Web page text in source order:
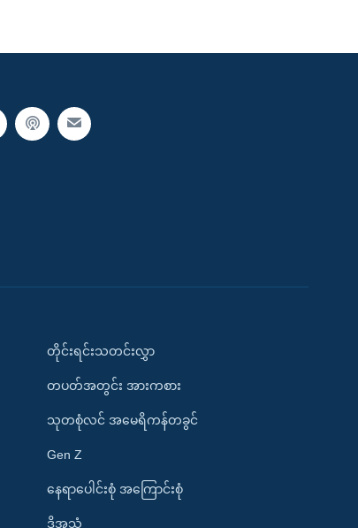
တိုင်းရင်းသတင်းလွှာ
တပတ်အတွင်း အားကစား
သုတစုံလင် အမေရိကန်တခွင်
Gen Z
နေရာပေါင်းစုံ အကြောင်းစုံ
ဒို့အသံ